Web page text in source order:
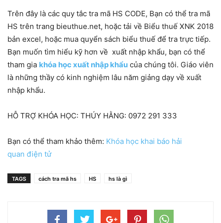
Trên đây là các quy tắc tra mã HS CODE, Bạn có thể tra mã
HS trên trang bieuthue.net, hoặc tải về Biểu thuế XNK 2018
bản excel, hoặc mua quyển sách biểu thuế để tra trực tiếp.
Bạn muốn tìm hiểu kỹ hơn về xuất nhập khẩu, bạn có thể
tham gia khóa học xuất nhập khẩu của chúng tôi. Giáo viên
là những thầy có kinh nghiệm lâu năm giảng dạy về xuất
nhập khẩu.
HỖ TRỢ KHÓA HỌC: THÚY HẰNG: 0972 291 333
Bạn có thể tham khảo thêm: Khóa học khai báo hải
quan điện tử
TAGS cách tra mã hs HS hs là gì